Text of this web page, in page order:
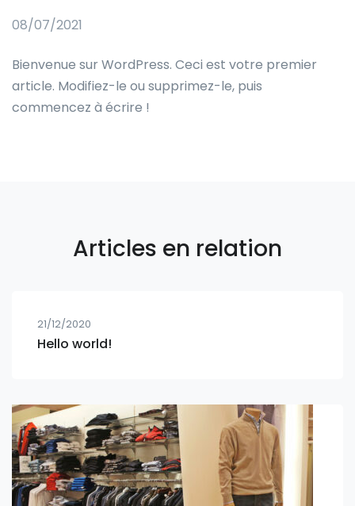
08/07/2021
Bienvenue sur WordPress. Ceci est votre premier
article. Modifiez-le ou supprimez-le, puis
commencez à écrire !
Articles en relation
21/12/2020
Hello world!